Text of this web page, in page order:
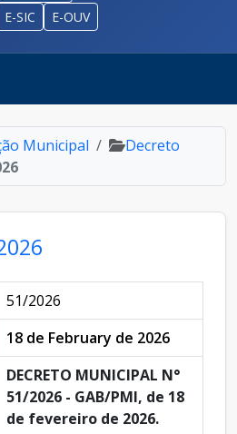
E-SIC E-OUV
Municipal
Decreto
51/2026
18 de February de 2026
DECRETO MUNICIPAL N°
51/2026 - GAB/PMI, de 18
de fevereiro de 2026.